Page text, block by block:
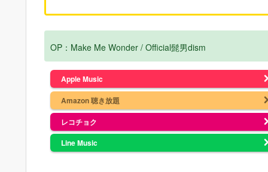
OP：Make Me Wonder / Official髭男dism
Apple Music
Amazon 聴き放題
レコチョク
Line Music